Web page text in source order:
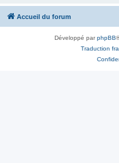
Accueil du forum
Développé parphpBB
Traduction